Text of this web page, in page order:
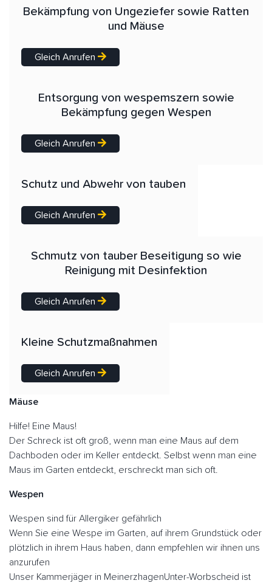
Bekämpfung von Ungeziefer sowie Ratten
und Mäuse
Gleich Anrufen
Entsorgung von wespemszern sowie
Bekämpfung gegen Wespen
Gleich Anrufen
Schutz und Abwehr von tauben
Gleich Anrufen
Schmutz von tauber Beseitigung so wie
Reinigung mit Desinfektion
Gleich Anrufen
Kleine Schutzmaßnahmen
Gleich Anrufen
Mäuse
Hilfe! Eine Maus!
Der Schreck ist oft groß, wenn man eine Maus auf dem
Dachboden oder im Keller entdeckt. Selbst wenn man eine
Maus im Garten entdeckt, erschreckt man sich oft.
Wespen
Wespen sind für Allergiker gefährlich
Wenn Sie eine Wespe im Garten, auf ihrem Grundstück oder
plötzlich in ihrem Haus haben, dann empfehlen wir ihnen uns
anzurufen
Unser Kammerjäger in MeinerzhagenUnter-Worbscheid ist